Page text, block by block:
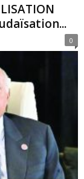
0